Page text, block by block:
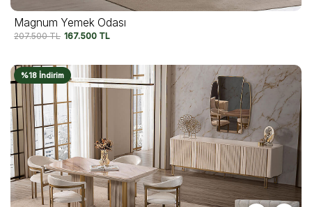
Magnum Yemek Odası
207.500TL 167.500 TL
%18 İndirim